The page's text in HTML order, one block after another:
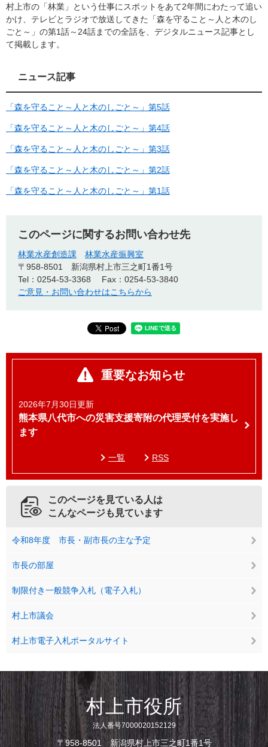
村上市の「林業」という仕事にスポットをあて2年間にわたって追い
かけ、テレビとラジオで放送してきた「森を守ること～人と木のし
ごと～」の第1話～24話までの全話を、デジタルニュース記事とし
て掲載します。
ニュース記事
「森を守ること～人と木のしごと～」第5話
「森を守ること～人と木のしごと～」第4話
「森を守ること～人と木のしごと～」第3話
「森を守ること～人と木のしごと～」第2話
「森を守ること～人と木のしごと～」第1話
このページに関するお問い合わせ先
林業水産創造課
林業水産振興室
〒958-8501
新潟県村上市三之町1番1号
Tel：0254-53-3368
Fax：0254-53-3840
ご意見・お問い合わせはこちらから
重要なお知らせ
2026年7月30日更新
熊本県八代市への災害支援寄附の代理受付を実施し
ます
一覧 RSS
このページを見ている人は
こんなページも見ています
令和8年度 市長・副市長の主な予定
市長の部屋
制限付き一般競争入札（電子入札）
村上市議会
村上市電子入札ポータルサイト
村上市役所
法人番号7000020152129
〒958-8501 新潟県村上市三之町1番1号